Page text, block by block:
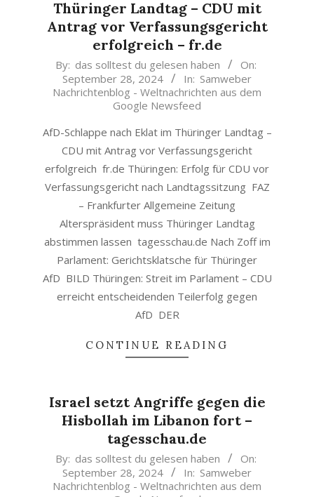
Thüringer Landtag – CDU mit
Antrag vor Verfassungsgericht
erfolgreich – fr.de
2024-
28
By: das solltest du gelesen haben
On:
September 28, 2024
In: Samweber
Nachrichtenblog - Weltnachrichten aus dem
Google Newsfeed
AfD-Schlappe nach Eklat im Thüringer Landtag –
CDU mit Antrag vor Verfassungsgericht
erfolgreich fr.de Thüringen: Erfolg für CDU vor
Verfassungsgericht nach Landtagssitzung FAZ
– Frankfurter Allgemeine Zeitung
Alterspräsident muss Thüringer Landtag
abstimmen lassen tagesschau.de Nach Zoff im
Parlament: Gerichtsklatsche für Thüringer
AfD BILD Thüringen: Streit im Parlament – CDU
erreicht entscheidenden Teilerfolg gegen
AfD DER
CONTINUE READING
Israel setzt Angriffe gegen die
Hisbollah im Libanon fort –
tagesschau.de
2024-
28
By: das solltest du gelesen haben
On:
September 28, 2024
In: Samweber
Nachrichtenblog - Weltnachrichten aus dem